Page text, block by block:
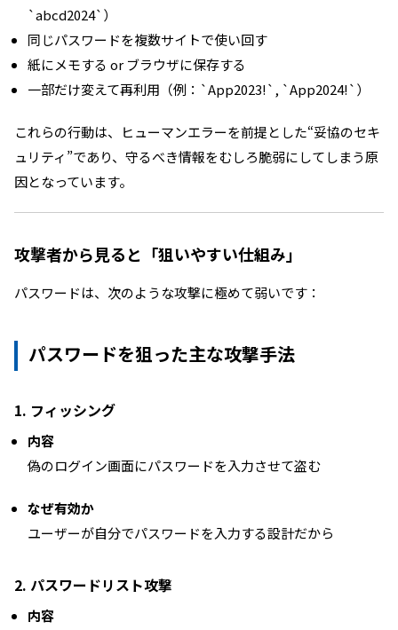
`abcd2024`）
同じパスワードを複数サイトで使い回す
紙にメモする or ブラウザに保存する
一部だけ変えて再利用（例：`App2023!`, `App2024!`）
これらの行動は、ヒューマンエラーを前提とした“妥協のセキ
ュリティ”であり、守るべき情報をむしろ脆弱にしてしまう原
因となっています。
攻撃者から見ると「狙いやすい仕組み」
パスワードは、次のような攻撃に極めて弱いです：
パスワードを狙った主な攻撃手法
1. フィッシング
内容
偽のログイン画面にパスワードを入力させて盗む
なぜ有効か
ユーザーが自分でパスワードを入力する設計だから
2. パスワードリスト攻撃
内容